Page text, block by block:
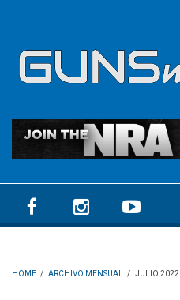
HOME / ARCHIVO MENSUAL / JULIO 2022